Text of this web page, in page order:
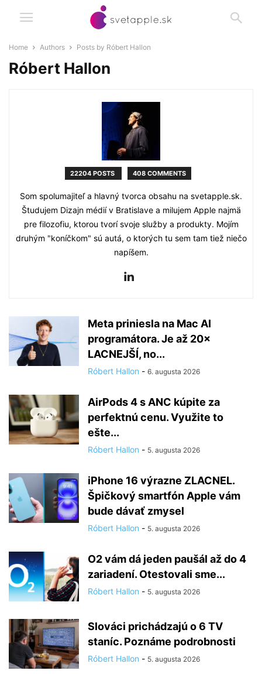
Home Authors Posts by Róbert Hallon
Róbert Hallon
22204 POSTS 408 COMMENTS
Som spolumajiteľ a hlavný tvorca obsahu na svetapple.sk.
Študujem Dizajn médií v Bratislave a milujem Apple najmä
pre filozofiu, ktorou tvorí svoje služby a produkty. Mojím
druhým "koníčkom" sú autá, o ktorých tu sem tam tiež niečo
napíšem.
Meta priniesla na Mac AI
programátora. Je až 20×
LACNEJŠÍ, no...
Róbert Hallon - 6. augusta 2026
AirPods 4 s ANC kúpite za
perfektnú cenu. Využite to
ešte...
Róbert Hallon - 5. augusta 2026
iPhone 16 výrazne ZLACNEL.
Špičkový smartfón Apple vám
bude dávať zmysel
Róbert Hallon - 5. augusta 2026
O2 vám dá jeden paušál až do 4
zariadení. Otestovali sme...
Róbert Hallon - 5. augusta 2026
Slováci prichádzajú o 6 TV
staníc. Poznáme podrobnosti
Róbert Hallon - 5. augusta 2026